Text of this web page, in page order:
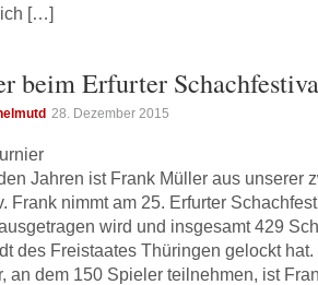
[…]
beim Erfurter
28. Dezember 2015
Jahren ist Frank Müller aus unserer
Frank nimmt am 25. Erfurter
wird und insgesamt 429
des Freistaates Thüringen gelockt hat.
an dem 150 Spieler teilnehmen, ist